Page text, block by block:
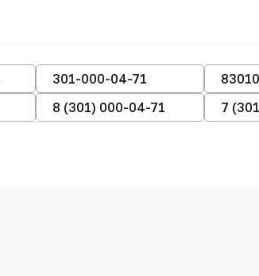
301-000-04-71
8 (301) 000-04-71
7